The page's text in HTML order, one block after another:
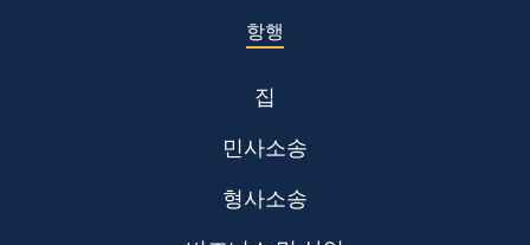
항행
집
민사소송
형사소송